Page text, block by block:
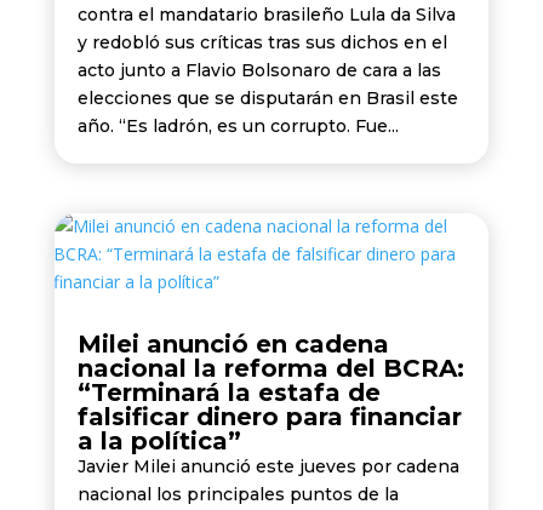
contra el mandatario brasileño Lula da Silva
y redobló sus críticas tras sus dichos en el
acto junto a Flavio Bolsonaro de cara a las
elecciones que se disputarán en Brasil este
año. “Es ladrón, es un corrupto. Fue...
Milei anunció en cadena
nacional la reforma del BCRA:
“Terminará la estafa de
falsificar dinero para financiar
a la política”
Javier Milei anunció este jueves por cadena
nacional los principales puntos de la